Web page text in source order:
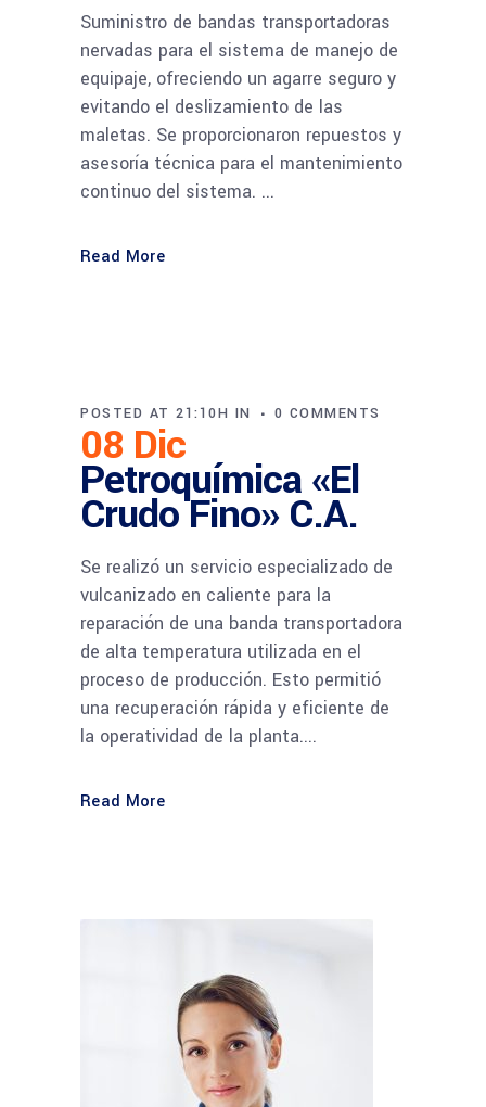
Suministro de bandas transportadoras
nervadas para el sistema de manejo de
equipaje, ofreciendo un agarre seguro y
evitando el deslizamiento de las
maletas. Se proporcionaron repuestos y
asesoría técnica para el mantenimiento
continuo del sistema. ...
Read More
08 Dic
Petroquímica «El
Crudo Fino» C.A.
POSTED AT 21:10H IN 0 COMMENTS
Se realizó un servicio especializado de
vulcanizado en caliente para la
reparación de una banda transportadora
de alta temperatura utilizada en el
proceso de producción. Esto permitió
una recuperación rápida y eficiente de
la operatividad de la planta....
Read More